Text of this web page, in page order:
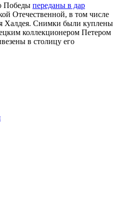
Победы переданы в дар
Отечественной, в том числе
Халдея. Снимки были куплены
коллекционером Петером
в столицу его